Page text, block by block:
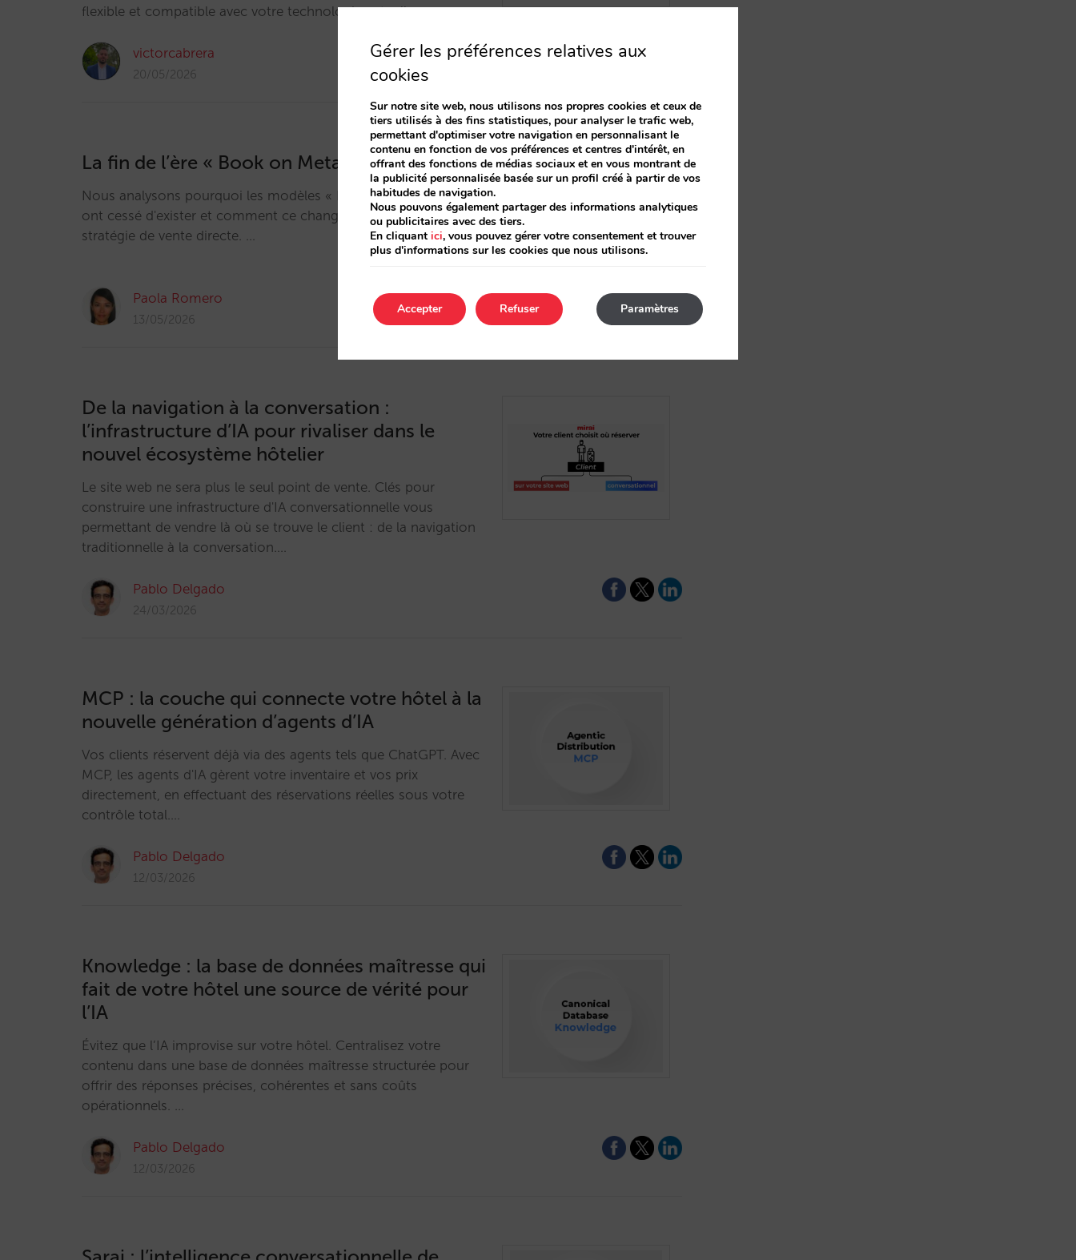
flexible et compatible avec votre technologie actuelle.…
victorcabrera
20/05/2026
La fin de l’ère « Book on Metasearch »
Nous analysons pourquoi les modèles « Book on Metasearch »
ont cessé d'exister et comment ce changement impacte votre
stratégie de vente directe. …
Paola Romero
13/05/2026
De la navigation à la conversation :
l’infrastructure d’IA pour rivaliser dans le
nouvel écosystème hôtelier
Le site web ne sera plus le seul point de vente. Clés pour
construire une infrastructure d'IA conversationnelle vous
permettant de vendre là où se trouve le client : de la navigation
traditionnelle à la conversation.…
Pablo Delgado
24/03/2026
MCP : la couche qui connecte votre hôtel à la
nouvelle génération d’agents d’IA
Vos clients réservent déjà via des agents tels que ChatGPT. Avec
MCP, les agents d'IA gèrent votre inventaire et vos prix
directement, en effectuant des réservations réelles sous votre
contrôle total.…
Pablo Delgado
12/03/2026
Knowledge : la base de données maîtresse qui
fait de votre hôtel une source de vérité pour
l’IA
Évitez que l’IA improvise sur votre hôtel. Centralisez votre
contenu dans une base de données maîtresse structurée pour
offrir des réponses précises, cohérentes et sans coûts
opérationnels. …
Pablo Delgado
12/03/2026
Gérer les préférences relatives aux
cookies
Sur notre site web, nous utilisons nos propres cookies et ceux de
tiers utilisés à des fins statistiques, pour analyser le trafic web,
permettant d'optimiser votre navigation en personnalisant le
contenu en fonction de vos préférences et centres d'intérêt, en
offrant des fonctions de médias sociaux et en vous montrant de
la publicité personnalisée basée sur un profil créé à partir de vos
habitudes de navigation.
Nous pouvons également partager des informations analytiques
ou publicitaires avec des tiers.
En cliquant ici, vous pouvez gérer votre consentement et trouver
plus d'informations sur les cookies que nous utilisons.
Accepter Paramètres
Refuser